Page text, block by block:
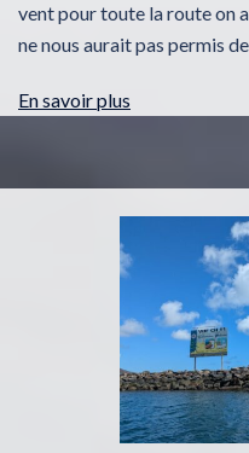
vent pour toute la route on
ne nous aurait pas permis
En savoir plus